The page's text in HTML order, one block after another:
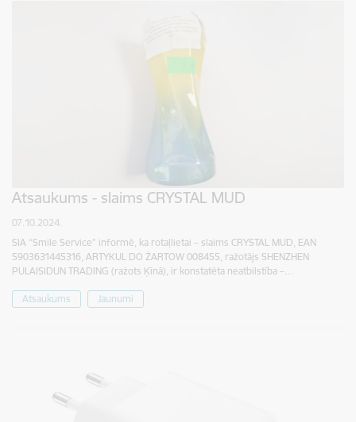
Atsaukums - slaims CRYSTAL MUD
07.10.2024.
SIA “Smile Service” informē, ka rotaļlietai – slaims CRYSTAL MUD, EAN
5903631445316, ARTYKUL DO ŽARTOW 008455, ražotājs SHENZHEN
PULAISIDUN TRADING (ražots Ķīnā), ir konstatēta neatbilstība –…
Atsaukums Jaunumi